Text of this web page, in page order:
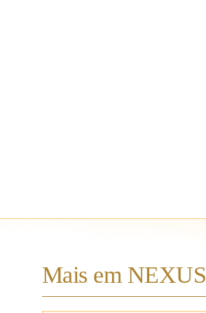
Mais em NEXUS